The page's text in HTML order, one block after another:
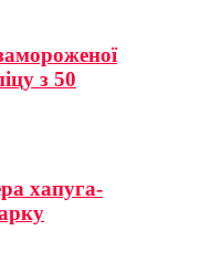
з 50
хапуга-